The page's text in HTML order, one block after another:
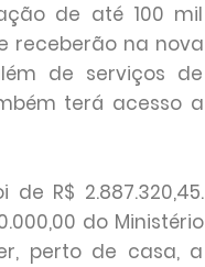
de até 100 mil
receberão na nova
de serviços de
terá acesso a
R$ 2.887.320,45.
do Ministério
perto de casa, a